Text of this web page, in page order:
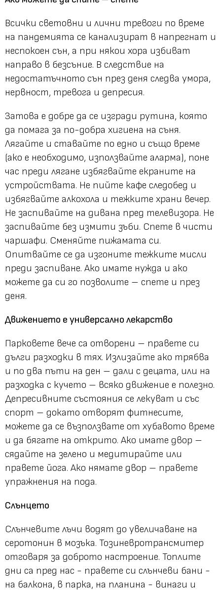
Всички световни и лични тревоги по време
на пандемията се канализират в напрегнат и
неспокоен сън, а при някои хора избиват
направо в безсъние. В следствие на
недостатъчното сън през деня следва умора,
нервност, тревога и депресия.
Затова е добре да се изгради рутина, която
да помага за по-добра хигиена на съня.
Лягайте и ставайте по едно и също време
(ако е необходимо, използвайте аларма), поне
час преди лягане избягвайте екраните на
устройствата. Не пийте кафе следобед и
избягвайте алкохола и тежките храни вечер.
Не заспивайте на дивана пред телевизора. Не
заспивайте без измити зъби. Спете в чисти
чаршафи. Сменяйте пижамата си.
Опитвайте се да изгоните тежките мисли
преди заспиване. Ако имате нужда и ако
можете да си го позволите – спете и през
деня.
Движението е универсално лекарство
Парковете вече са отворени – правете си
дълги разходки в тях. Излизайте ако трябва
и по два пъти на ден – дали с децата, или на
разходка с кучето – всяко движение е полезно.
Депресивните състояния се лекуват и със
спорт – докато отворят фитнесите,
можете да се възползвате от хубавото време
и да бягате на открито. Ако имате двор –
сядайте на зелено и медитирайте или
правете йога. Ако нямате двор – правете
упражнения на пода.
Слънцето
Слънчевите лъчи водят до увеличаване на
серотонин в мозъка. Тозиневротрансмитер
отговаря за доброто настроение. Топлите
дни са пред нас - правете си слънчеви бани -
на балкона, в парка, на планина - винаги и